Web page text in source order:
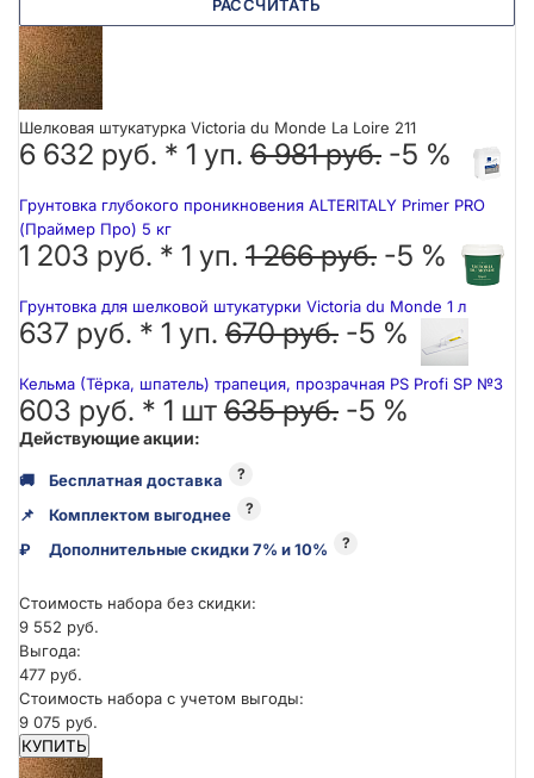
РАССЧИТАТЬ
Шелковая штукатурка Victoria du Monde La Loire 211
6 632 руб. * 1 уп. 6 981 руб. -5 %
Грунтовка глубокого проникновения ALTERITALY Primer PRO
(Праймер Про) 5 кг
1 203 руб. * 1 уп. 1 266 руб. -5 %
Грунтовка для шелковой штукатурки Victoria du Monde 1 л
637 руб. * 1 уп. 670 руб. -5 %
Кельма (Тёрка, шпатель) трапеция, прозрачная PS Profi SP №3
603 руб. * 1 шт 635 руб. -5 %
Действующие акции:
🚚 Бесплатная доставка ?
📌 Комплектом выгоднее ?
₽ Дополнительные скидки 7% и 10% ?
Стоимость набора без скидки:
9 552 руб.
Выгода:
477 руб.
Стоимость набора с учетом выгоды:
9 075 руб.
КУПИТЬ